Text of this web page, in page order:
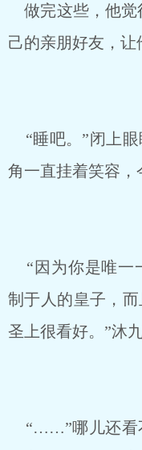
做完这些，他觉
己的亲朋好友，让
“睡吧。”闭上眼
角一直挂着笑容，
“因为你是唯一
制于人的皇子，
圣上很看好。”沐
“……”哪儿还看